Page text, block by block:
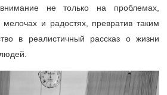
не только на проблемах,
и радостях, превратив таким
в реалистичный рассказ о жизни